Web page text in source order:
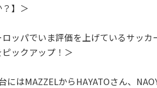
？】＞
ロッパでいま評価を上げているサッカ
ックアップ！＞
にはMAZZELからHAYATOさん、